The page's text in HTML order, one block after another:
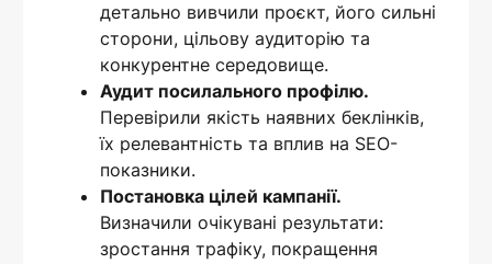
детально вивчили проєкт, його сильні
сторони, цільову аудиторію та
конкурентне середовище.
Аудит посилального профілю.
Перевірили якість наявних беклінків,
їх релевантність та вплив на SEO-
показники.
Постановка цілей кампанії.
Визначили очікувані результати:
зростання трафіку, покращення